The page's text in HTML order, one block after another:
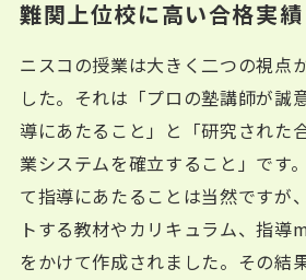
難関上位校に高い合格実績
ニスコの授業は大きく二つの視点
した。それは「プロの塾講師が誠
導にあたること」と「研究された
業システムを確立すること」です
て指導にあたることは当然ですが
トする教材やカリキュラム、指
をかけて作成されました。その結